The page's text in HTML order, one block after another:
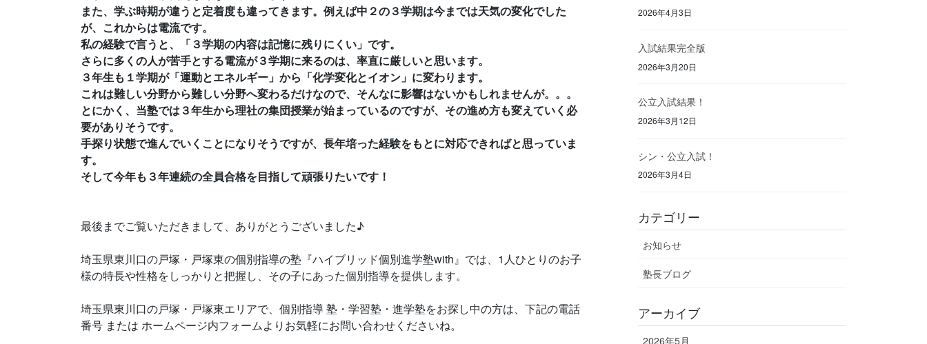
また、学ぶ時期が違うと定着度も違ってきます。例えば中２の３学期は今までは天気の変化でした
が、これからは電流です。
私の経験で言うと、「３学期の内容は記憶に残りにくい」です。
さらに多くの人が苦手とする電流が３学期に来るのは、率直に厳しいと思います。
３年生も１学期が「運動とエネルギー」から「化学変化とイオン」に変わります。
これは難しい分野から難しい分野へ変わるだけなので、そんなに影響はないかもしれませんが。。。
とにかく、当塾では３年生から理社の集団授業が始まっているのですが、その進め方も変えていく必
要がありそうです。
手探り状態で進んでいくことになりそうですが、長年培った経験をもとに対応できればと思っていま
す。
そして今年も３年連続の全員合格を目指して頑張りたいです！
最後までご覧いただきまして、ありがとうございました♪
埼玉県東川口の戸塚・戸塚東の個別指導の塾『ハイブリッド個別進学塾with』では、1人ひとりのお子
様の特長や性格をしっかりと把握し、その子にあった個別指導を提供します。
埼玉県東川口の戸塚・戸塚東エリアで、個別指導 塾・学習塾・進学塾をお探し中の方は、下記の電話
番号 または ホームページ内フォームよりお気軽にお問い合わせくださいね。
2026年4月3日
入試結果完全版
2026年3月20日
公立入試結果！
2026年3月12日
シン・公立入試！
2026年3月4日
カテゴリー
お知らせ
塾長ブログ
アーカイブ
2026年5月